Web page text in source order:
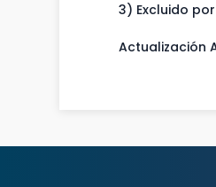
3) Excluido
Actualización